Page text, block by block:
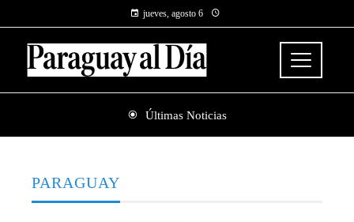
jueves, agosto 6
Últimas Noticias
PARAGUAY